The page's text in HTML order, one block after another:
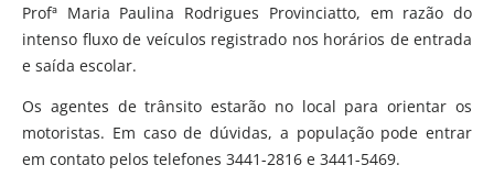
Profª Maria Paulina Rodrigues Provinciatto, em razão do
intenso fluxo de veículos registrado nos horários de entrada
e saída escolar.
Os agentes de trânsito estarão no local para orientar os
motoristas. Em caso de dúvidas, a população pode entrar
em contato pelos telefones 3441-2816 e 3441-5469.